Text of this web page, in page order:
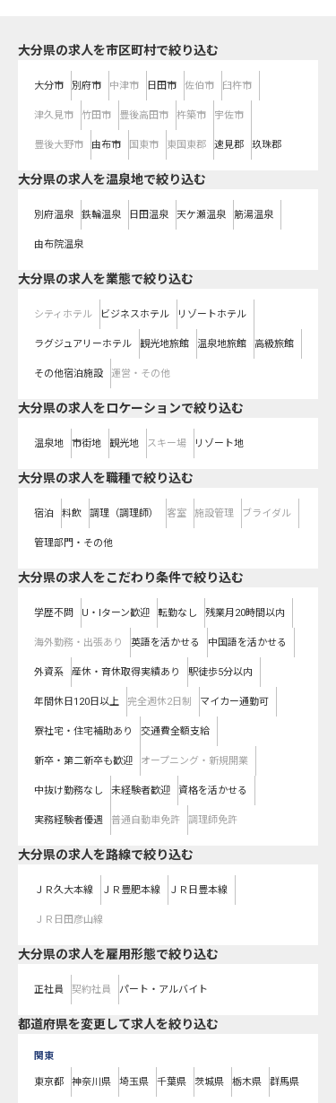
大分県の求人を市区町村で絞り込む
大分市 別府市 中津市 日田市 佐伯市 臼杵市
津久見市 竹田市 豊後高田市 杵築市 宇佐市
豊後大野市 由布市 国東市 東国東郡 速見郡 玖珠郡
大分県の求人を温泉地で絞り込む
別府温泉 鉄輪温泉 日田温泉 天ケ瀬温泉 筋湯温泉
由布院温泉
大分県の求人を業態で絞り込む
シティホテル ビジネスホテル リゾートホテル
ラグジュアリーホテル 観光地旅館 温泉地旅館 高級旅館
その他宿泊施設 運営・その他
大分県の求人をロケーションで絞り込む
温泉地 市街地 観光地 スキー場 リゾート地
大分県の求人を職種で絞り込む
宿泊 料飲 調理（調理師） 客室 施設管理 ブライダル
管理部門・その他
大分県の求人をこだわり条件で絞り込む
学歴不問 U・Iターン歓迎 転勤なし 残業月20時間以内
海外勤務・出張あり 英語を活かせる 中国語を活かせる
外資系 産休・育休取得実績あり 駅徒歩5分以内
年間休日120日以上 完全週休2日制 マイカー通勤可
寮社宅・住宅補助あり 交通費全額支給
新卒・第二新卒も歓迎 オープニング・新規開業
中抜け勤務なし 未経験者歓迎 資格を活かせる
実務経験者優遇 普通自動車免許 調理師免許
大分県の求人を路線で絞り込む
ＪＲ久大本線 ＪＲ豊肥本線 ＪＲ日豊本線
ＪＲ日田彦山線
大分県の求人を雇用形態で絞り込む
正社員 契約社員 パート・アルバイト
都道府県を変更して求人を絞り込む
関東
東京都 神奈川県 埼玉県 千葉県 茨城県 栃木県 群馬県